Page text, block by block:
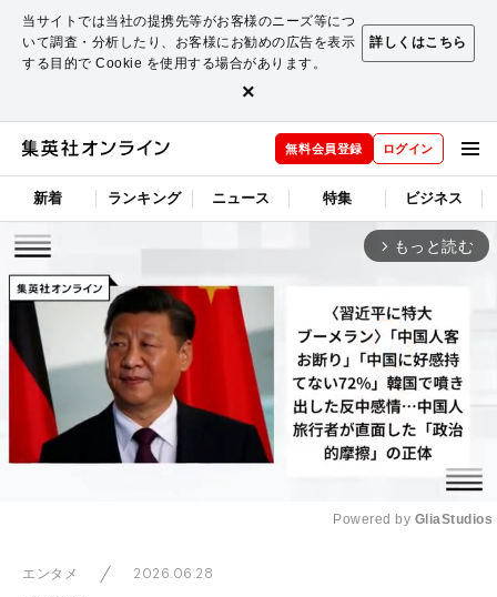
当サイトでは当社の提携先等がお客様のニーズ等につ
いて調査・分析したり、お客様にお勧めの広告を表示
する目的で Cookie を使用する場合があります。
詳しくはこちら
×
無料会員登録 ログイン
新着 ランキング ニュース 特集 ビジネス
arrow_forward_ios もっと読む
Powered by GliaStudios
エンタメ
2026.06.28